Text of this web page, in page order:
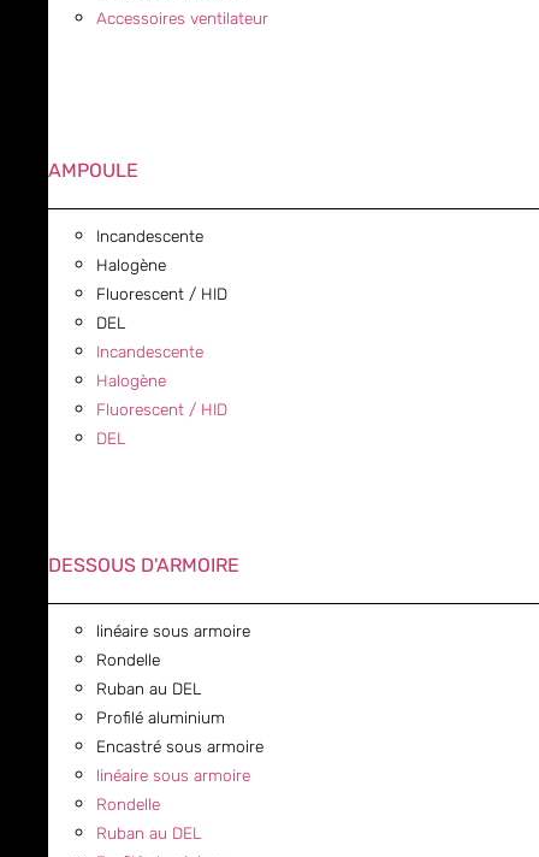
Accessoires ventilateur
AMPOULE
Incandescente
Halogène
Fluorescent / HID
DEL
Incandescente
Halogène
Fluorescent / HID
DEL
DESSOUS D'ARMOIRE
linéaire sous armoire
Rondelle
Ruban au DEL
Profilé aluminium
Encastré sous armoire
linéaire sous armoire
Rondelle
Ruban au DEL